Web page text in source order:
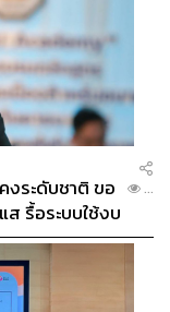
ระดับชาติ ขอ
ส รื้อระบบใช้งบ
...